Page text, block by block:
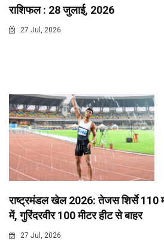
राशिफल : 28 जुलाई, 2026
27 Jul, 2026
राष्ट्रमंडल खेल 2026: तेजस शिर्से 110
में, गुरिंदरवीर 100 मीटर हीट से बाहर
27 Jul, 2026